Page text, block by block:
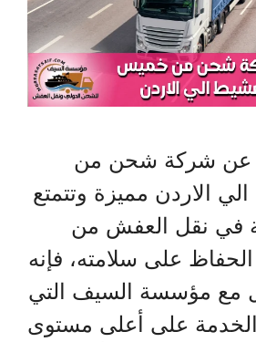
عن شركة شحن من
الاردن مميزة وتتمتع
في نقل العفش من
على سلامته، فإنه
مع مؤسسة السيف التي
على أعلى مستوى